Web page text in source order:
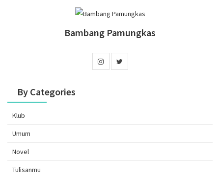
Bambang Pamungkas
By Categories
Klub
Umum
Novel
Tulisanmu